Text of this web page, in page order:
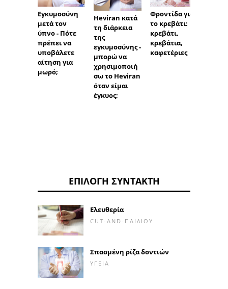
Εγκυμοσύνη
μετά τον
ύπνο - Πότε
πρέπει να
υποβάλετε
αίτηση για
μωρό;
Heviran κατά
τη διάρκεια
της
εγκυμοσύνης -
μπορώ να
χρησιμοποιή
σω το Heviran
όταν είμαι
έγκυος;
Φροντίδα για
το κρεβάτι:
κρεβάτι,
κρεβάτια,
καφετέριες
ΕΠΙΛΟΓΉ ΣΥΝΤΆΚΤΗ
Ελευθερία
CUT-AND-ΠΑΙΔΙΟΎ
Σπασμένη ρίζα δοντιών
ΥΓΕΊΑ